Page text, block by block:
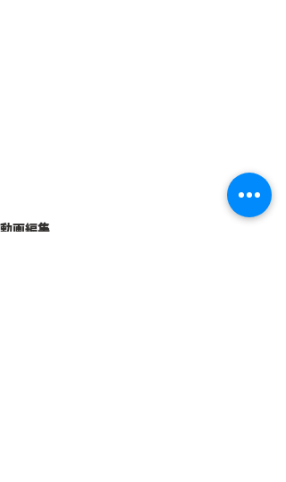
動画編集